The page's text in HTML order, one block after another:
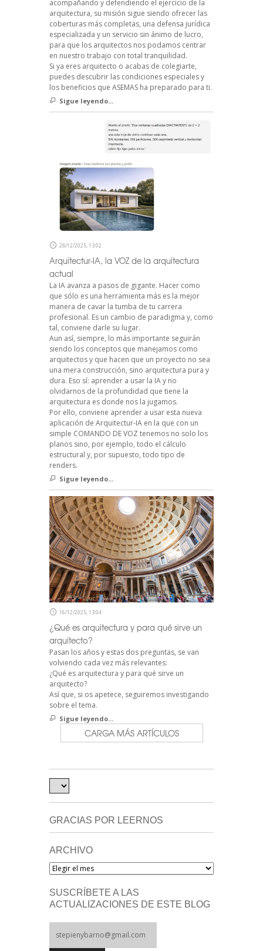
acompañando y defendiendo el ejercicio de la
arquitectura, su misión sigue siendo ofrecer las
coberturas más completas, una defensa jurídica
especializada y un servicio sin ánimo de lucro,
para que los arquitectos nos podamos centrar
en nuestro trabajo con total tranquilidad.
Si ya eres arquitecto o acabas de colegiarte,
puedes descubrir las condiciones especiales y
los beneficios que ASEMAS ha preparado para ti.
Sigue leyendo...
28/12/2025, 13:02
Arquitectur-IA, la VOZ de la arquitectura
actual
La IA avanza a pasos de gigante. Hacer como
que sólo es una herramienta más es la mejor
manera de cavar la tumba de tu carrera
profesional. Es un cambio de paradigma y, como
tal, conviene darle su lugar.
Aun así, siempre, lo más importante seguirán
siendo los conceptos que manejamos como
arquitectos y que hacen que un proyecto no sea
una mera construcción, sino arquitectura pura y
dura. Eso sí: aprender a usar la IA y no
olvidarnos de la profundidad que tiene la
arquitectura es donde nos la jugamos.
Por ello, conviene aprender a usar esta nueva
aplicación de Arquitectur-IA en la que con un
simple COMANDO DE VOZ tenemos no solo los
planos sino, por ejemplo, todo el cálculo
estructural y, por supuesto, todo tipo de
renders.
Sigue leyendo...
16/12/2025, 13:04
¿Qué es arquitectura y para qué sirve un
arquitecto?
Pasan los años y estas dos preguntas, se van
volviendo cada vez más relevantes:
¿Qué es arquitectura y para qué sirve un
arquitecto?
Así que, si os apetece, seguiremos investigando
sobre el tema.
Sigue leyendo...
CARGA MÁS ARTÍCULOS
GRACIAS POR LEERNOS
ARCHIVO
Archivo
SUSCRÍBETE A LAS
ACTUALIZACIONES DE ESTE BLOG